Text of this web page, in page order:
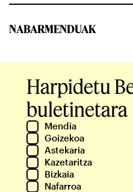
NABARMENDUAK
Harpidetu
buletinetara
Mendia
Goizekoa
Astekaria
Kazetaritza
Bizkaia
Nafarroa